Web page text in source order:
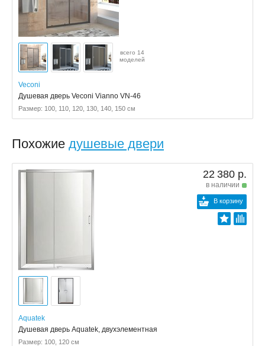
всего 14
моделей
Veconi
Душевая дверь Veconi Vianno VN-46
Размер: 100, 110, 120, 130, 140, 150 см
Похожие душевые двери
22 380 р.
в наличии
В корзину
Aquatek
Душевая дверь Aquatek, двухэлементная
Размер: 100, 120 см